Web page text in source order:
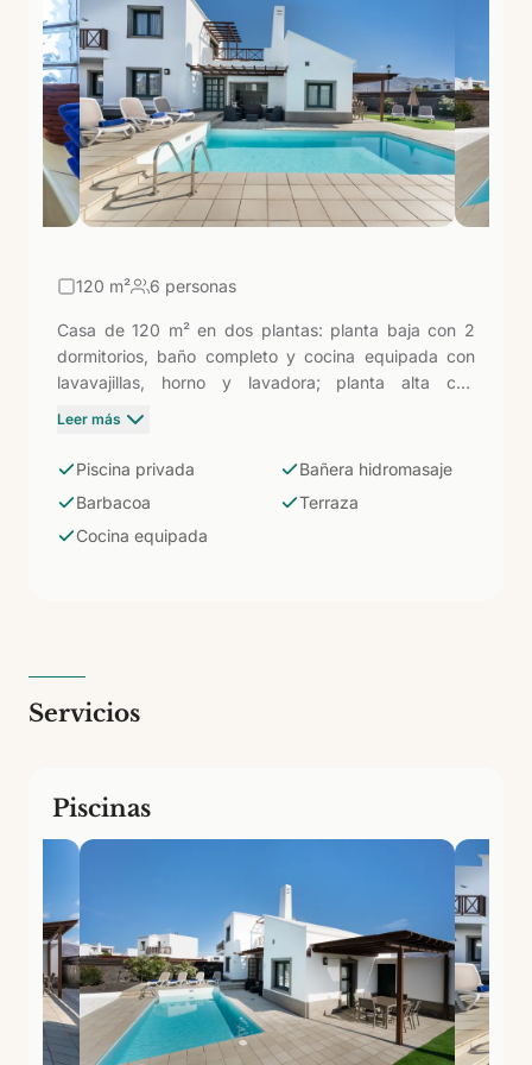
tiendas y el paseo marítimo de Marina Rubicón,
queda a corta distancia. Una opción ideal para
familias o grupos de amigos que quieren disfrutar
del sur de Lanzarote con total independencia y sin
renunciar al confort.
120 m² 6 personas
Casa de 120 m² en dos plantas: planta baja con 2
dormitorios, baño completo y cocina equipada con
lavavajillas, horno y lavadora; planta alta con
dormitorio principal, vestidor y baño con bañera de
individuales para hasta seis personas. Piscina privada
opción de total independencia en Playa Blanca a 1,1
km de Las Coloradas.
Leer más
Piscina privada
Bañera hidromasaje
Barbacoa
Terraza
Cocina equipada
Servicios
Piscinas